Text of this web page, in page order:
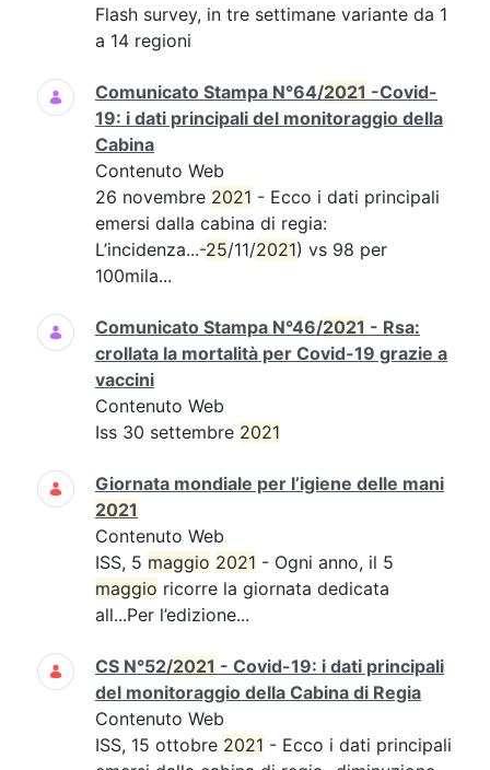
Flash survey, in tre settimane variante da 1
a 14 regioni
Comunicato Stampa N°64/2021 -Covid-
19: i dati principali del monitoraggio della
Cabina
Contenuto Web
26 novembre 2021 - Ecco i dati principali
emersi dalla cabina di regia:
L’incidenza...-25/11/2021) vs 98 per
100mila...
Comunicato Stampa N°46/2021 - Rsa:
crollata la mortalità per Covid-19 grazie a
vaccini
Contenuto Web
Iss 30 settembre 2021
Giornata mondiale per l’igiene delle mani
2021
Contenuto Web
ISS, 5 maggio 2021 - Ogni anno, il 5
maggio ricorre la giornata dedicata
all...Per l’edizione...
CS N°52/2021 - Covid-19: i dati principali
del monitoraggio della Cabina di Regia
Contenuto Web
ISS, 15 ottobre 2021 - Ecco i dati principali